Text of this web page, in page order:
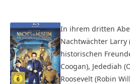
In ihrem dritten
Nachtwächter Larry
historischen
Coogan), Jedediah
Roosevelt (Robin